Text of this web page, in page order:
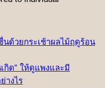
ด้วยกระเช้าผลไม้ฤดูร้อน
กิด” ให้ดูแพงและมี
างไร